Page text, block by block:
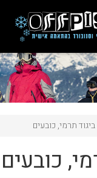
close
ביגוד תרמי, כובעים
כובעים